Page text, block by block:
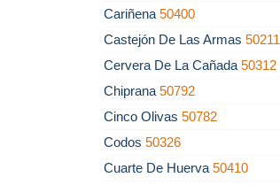
Cariñena 50400
Castejón De Las Armas 50211
Cervera De La Cañada 50312
Chiprana 50792
Cinco Olivas 50782
Codos 50326
Cuarte De Huerva 50410